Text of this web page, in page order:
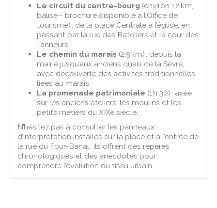
Le circuit du centre-bourg (environ 1,2 km,
balisé – brochure disponible à l’Office de
tourisme) : de la place Centrale à l’église, en
passant par la rue des Bateliers et la cour des
Tanneurs.
Le chemin du marais (2,5 km) : depuis la
mairie jusqu’aux anciens quais de la Sèvre,
avec découverte des activités traditionnelles
liées au marais.
La promenade patrimoniale (1 h 30) : axée
sur les anciens ateliers, les moulins et les
petits métiers du XIXe siècle.
N’hésitez pas à consulter les panneaux
d’interprétation installés sur la place et à l’entrée de
la rue du Four-Banal : ils offrent des repères
chronologiques et des anecdotes pour
comprendre l’évolution du tissu urbain.